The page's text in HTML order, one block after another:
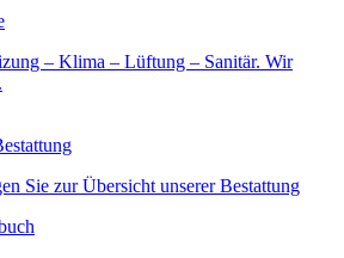
– Klima – Lüftung – Sanitär. Wir
Sie zur Übersicht unserer Bestattung